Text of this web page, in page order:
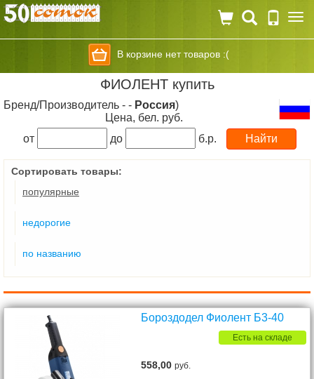
В корзине нет товаров :(
ФИОЛЕНТ купить
Бренд/Производитель - - Россия)
Цена, бел. руб.
от
до б.р.
Сортировать товары:
популярные
недорогие
по названию
Бороздодел Фиолент Б3-40
Есть на складе
558,00руб.